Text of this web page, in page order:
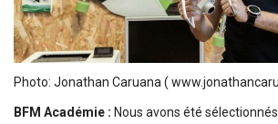
Photo: Jonathan Caruana (
BFM Académie : Nous avons été